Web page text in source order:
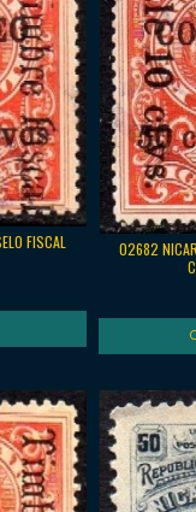
FISCAL
02682